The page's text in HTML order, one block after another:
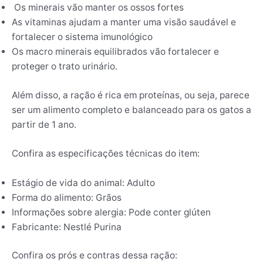
Os minerais vão manter os ossos fortes
As vitaminas ajudam a manter uma visão saudável e
fortalecer o sistema imunológico
Os macro minerais equilibrados vão fortalecer e
proteger o trato urinário.
Além disso, a ração é rica em proteínas, ou seja, parece
ser um alimento completo e balanceado para os gatos a
partir de 1 ano.
Confira as especificações técnicas do item:
Estágio de vida do animal: Adulto
Forma do alimento: Grãos
Informações sobre alergia: Pode conter glúten
Fabricante: Nestlé Purina
Confira os prós e contras dessa ração: